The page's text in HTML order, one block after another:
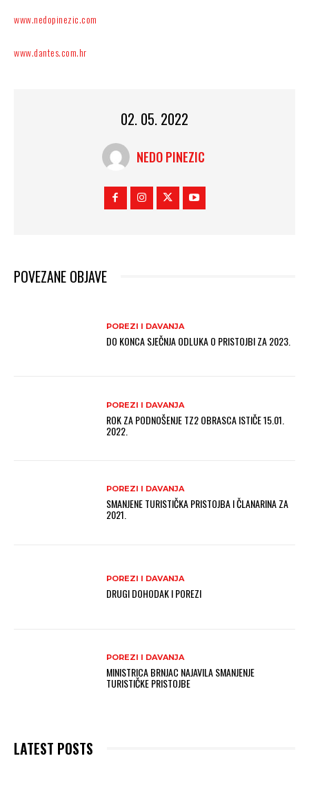
www.nedopinezic.com
www.dantes.com.hr
02. 05. 2022
NEDO PINEZIC
POVEZANE OBJAVE
POREZI I DAVANJA
DO KONCA SJEČNJA ODLUKA O PRISTOJBI ZA 2023.
POREZI I DAVANJA
ROK ZA PODNOŠENJE TZ2 OBRASCA ISTIČE 15.01.
2022.
POREZI I DAVANJA
SMANJENE TURISTIČKA PRISTOJBA I ČLANARINA ZA
2021.
POREZI I DAVANJA
DRUGI DOHODAK I POREZI
POREZI I DAVANJA
MINISTRICA BRNJAC NAJAVILA SMANJENJE
TURISTIČKE PRISTOJBE
LATEST POSTS